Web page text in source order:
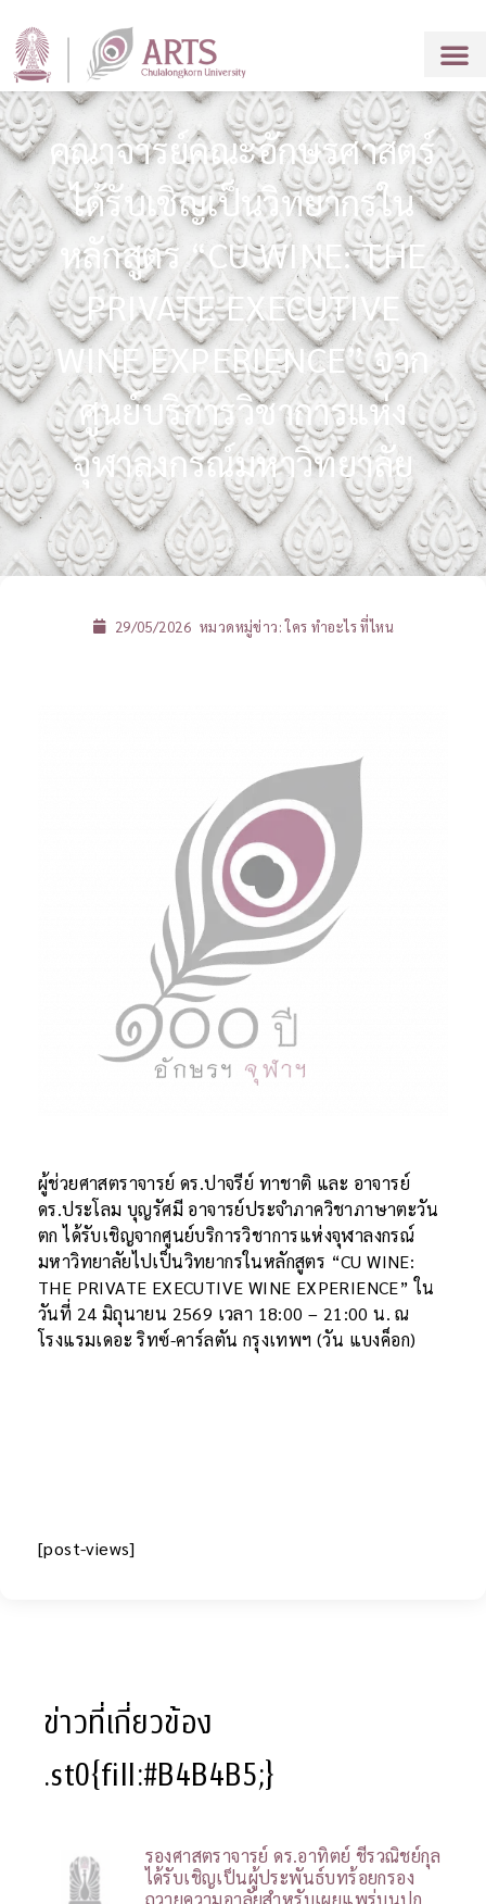
คณาจารย์คณะอักษรศาสตร์
ได้รับเชิญเป็นวิทยากรใน
หลักสูตร “CU WINE: THE
PRIVATE EXECUTIVE
WINE EXPERIENCE” จาก
ศูนย์บริการวิชาการแห่ง
จุฬาลงกรณ์มหาวิทยาลัย
29/05/2026 หมวดหมู่ข่าว:ใคร ทำอะไร ที่ไหน
ผู้ช่วยศาสตราจารย์ ดร.ปาจรีย์ ทาชาติ และ อาจารย์
ดร.ประโลม บุญรัศมี อาจารย์ประจำภาควิชาภาษาตะวัน
ตก ได้รับเชิญจากศูนย์บริการวิชาการแห่งจุฬาลงกรณ์
มหาวิทยาลัยไปเป็นวิทยากรในหลักสูตร “CU WINE:
THE PRIVATE EXECUTIVE WINE EXPERIENCE” ใน
วันที่ 24 มิถุนายน 2569 เวลา 18:00 – 21:00 น. ณ
โรงแรมเดอะ ริทซ์-คาร์ลตัน กรุงเทพฯ (วัน แบงค็อก)
[post-views]
ข่าวที่เกี่ยวข้อง
.st0{fill:#B4B4B5;}
รองศาสตราจารย์ ดร.อาทิตย์ ชีรวณิชย์กุล
ได้รับเชิญเป็นผู้ประพันธ์บทร้อยกรอง
ถวายความอาลัยสำหรับเผยแพร่บนปก